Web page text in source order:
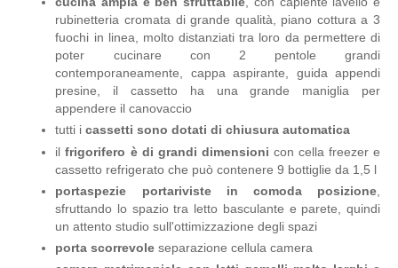
rubinetteria cromata di grande qualità, piano cottura a 3
fuochi in linea, molto distanziati tra loro da permettere di
poter cucinare con 2 pentole grandi
contemporaneamente, cappa aspirante, guida appendi
presine, il cassetto ha una grande maniglia per
appendere il canovaccio
tutti icassetti sono dotati di chiusura automatica
ilfrigorifero è di grandi dimensioni con cella freezer e
cassetto refrigerato che può contenere 9 bottiglie da 1,5 l
portaspezie portariviste in comoda posizione
sfruttando lo spazio tra letto basculante e parete, quindi
un attento studio sull'ottimizzazione degli spazi
porta scorrevole separazione cellula camera